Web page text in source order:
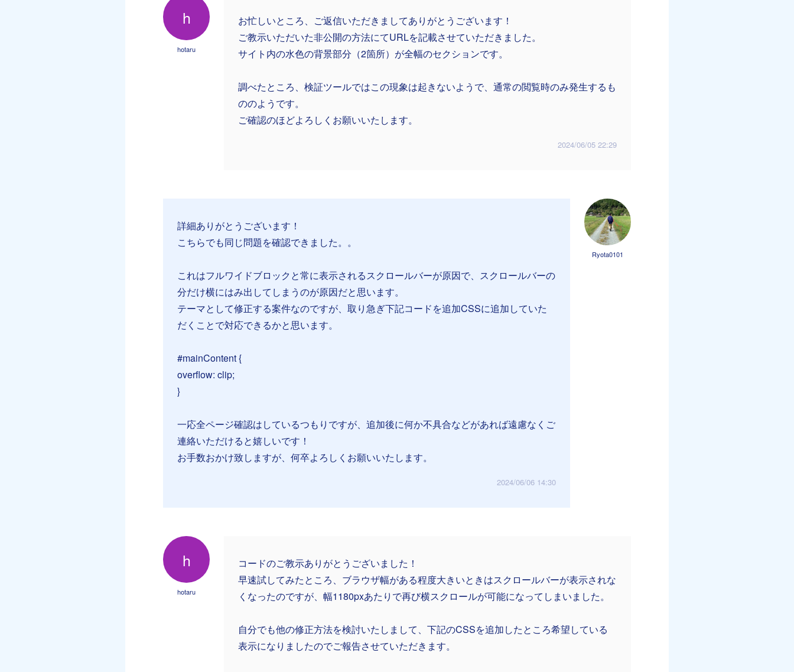
h
hotaru
お忙しいところ、ご返信いただきましてありがとうございます！
ご教示いただいた非公開の方法にてURLを記載させていただきました。
サイト内の水色の背景部分（2箇所）が全幅のセクションです。
調べたところ、検証ツールではこの現象は起きないようで、通常の閲覧時のみ発生するも
ののようです。
ご確認のほどよろしくお願いいたします。
2024/06/05 22:29
Ryota0101
詳細ありがとうございます！
こちらでも同じ問題を確認できました。。
これはフルワイドブロックと常に表示されるスクロールバーが原因で、スクロールバーの
分だけ横にはみ出してしまうのが原因だと思います。
テーマとして修正する案件なのですが、取り急ぎ下記コードを追加CSSに追加していた
だくことで対応できるかと思います。
#mainContent {
overflow: clip;
}
一応全ページ確認はしているつもりですが、追加後に何か不具合などがあれば遠慮なくご
連絡いただけると嬉しいです！
お手数おかけ致しますが、何卒よろしくお願いいたします。
2024/06/06 14:30
h
hotaru
コードのご教示ありがとうございました！
早速試してみたところ、ブラウザ幅がある程度大きいときはスクロールバーが表示されな
くなったのですが、幅1180pxあたりで再び横スクロールが可能になってしまいました。
自分でも他の修正方法を検討いたしまして、下記のCSSを追加したところ希望している
表示になりましたのでご報告させていただきます。